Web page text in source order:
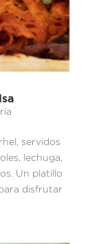
servidos
lechuga,
Un platillo
disfrutar